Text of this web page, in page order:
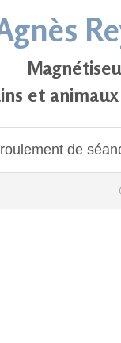
et
de